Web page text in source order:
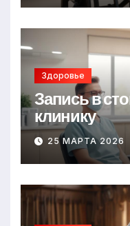
Здоровье
Запись в
клинику
25 МАРТА 2026